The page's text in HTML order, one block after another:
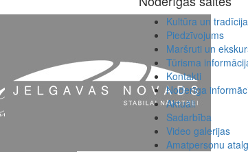
Kultūra un
Piedzīvojums
Maršruti un
Tūrisma
Kontakti
Noderīga
Aktuāli
Sadarbība
Video galerijas
Amatpersonu